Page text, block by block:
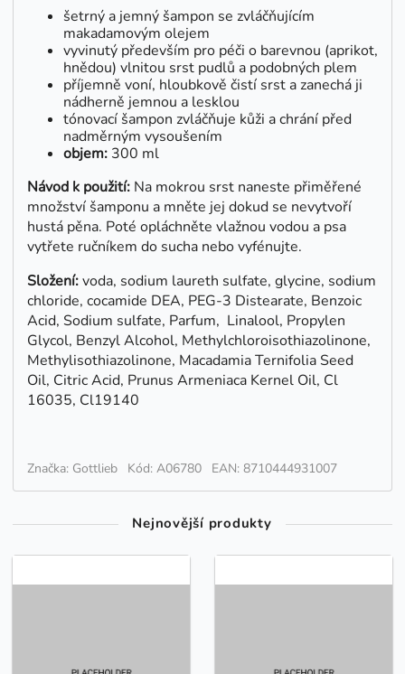
šetrný a jemný šampon se zvláčňujícím
makadamovým olejem
vyvinutý především pro péči o barevnou (aprikot,
hnědou) vlnitou srst pudlů a podobných plem
příjemně voní, hloubkově čistí srst a zanechá ji
nádherně jemnou a lesklou
tónovací šampon zvláčňuje kůži a chrání před
nadměrným vysoušením
objem: 300 ml
Návod k použití: Na mokrou srst naneste přiměřené
množství šamponu a mněte jej dokud se nevytvoří
hustá pěna. Poté opláchněte vlažnou vodou a psa
vytřete ručníkem do sucha nebo vyfénujte.
Složení:voda, sodium laureth sulfate, glycine, sodium
chloride, cocamide DEA, PEG-3 Distearate, Benzoic
Acid, Sodium sulfate, Parfum, Linalool, Propylen
Glycol, Benzyl Alcohol, Methylchloroisothiazolinone,
Methylisothiazolinone, Macadamia Ternifolia Seed
Oil, Citric Acid, Prunus Armeniaca Kernel Oil, Cl
16035, Cl19140
Značka: Gottlieb Kód: A06780 EAN: 8710444931007
Nejnovější produkty